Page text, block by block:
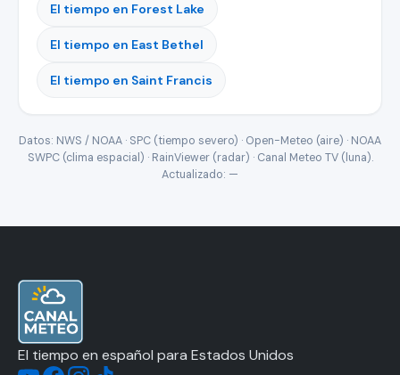
El tiempo en Forest Lake
El tiempo en East Bethel
El tiempo en Saint Francis
Datos: NWS / NOAA · SPC (tiempo severo) · Open-Meteo (aire) · NOAA
SWPC (clima espacial) · RainViewer (radar) · Canal Meteo TV (luna).
Actualizado: —
El tiempo en español para Estados Unidos